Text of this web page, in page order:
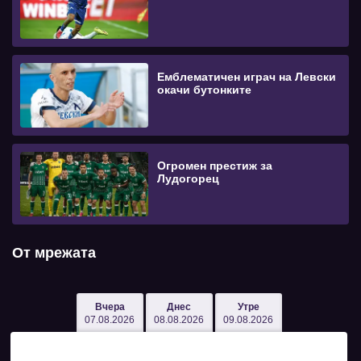
Емблематичен играч на Левски
окачи бутонките
Огромен престиж за
Лудогорец
От мрежата
Вчера
07.08.2026
Днес
08.08.2026
Утре
09.08.2026